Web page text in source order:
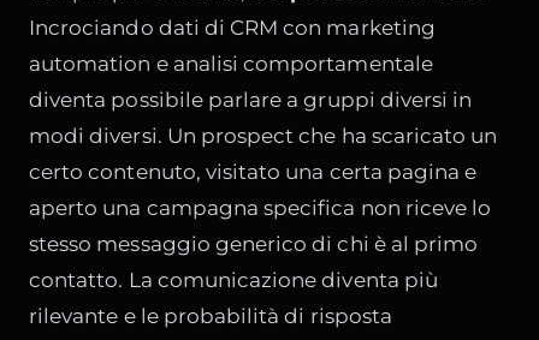
Incrociando dati di CRM con marketing
automation e analisi comportamentale
diventa possibile parlare a gruppi diversi in
modi diversi. Un prospect che ha scaricato un
certo contenuto, visitato una certa pagina e
aperto una campagna specifica non riceve lo
stesso messaggio generico di chi è al primo
contatto. La comunicazione diventa più
rilevante e le probabilità di risposta